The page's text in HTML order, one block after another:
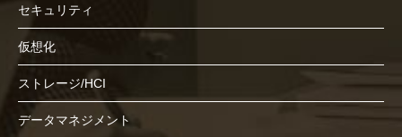
セキュリティ
仮想化
ストレージ/HCI
データマネジメント